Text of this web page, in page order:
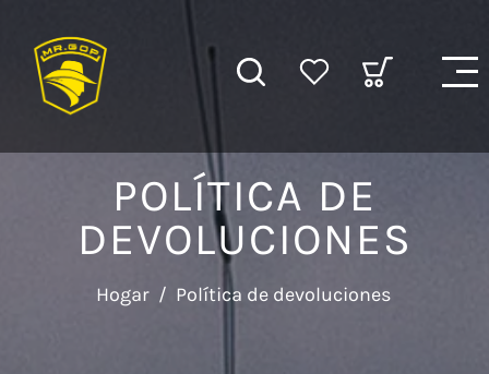
POLÍTICA DE
DEVOLUCIONES
Hogar / Política de devoluciones